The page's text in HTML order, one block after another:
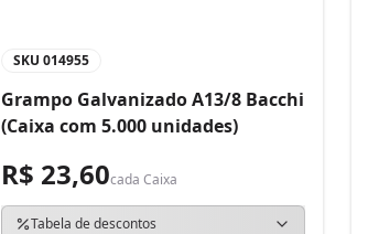
SKU 014955
Grampo Galvanizado A13/8 Bacchi
(Caixa com 5.000 unidades)
R$ 23,60cada Caixa
Tabela de descontos